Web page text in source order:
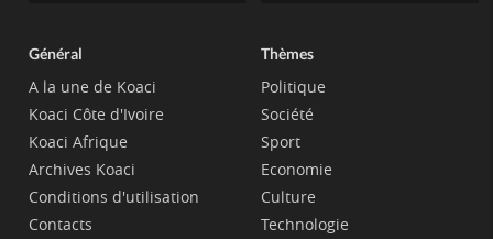
Général
A la une de Koaci
Koaci Côte d'Ivoire
Koaci Afrique
Archives Koaci
Conditions d'utilisation
Contacts
Thèmes
Politique
Société
Sport
Economie
Culture
Technologie